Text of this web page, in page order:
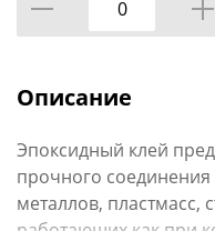
Описание
Эпоксидный клей
прочного
металлов, пластмасс,